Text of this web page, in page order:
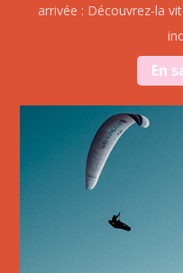
arrivée : Découvrez-la
En